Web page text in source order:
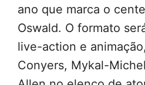
ano que marca o
Oswald. O formato
live-action e
Conyers, Mykal-